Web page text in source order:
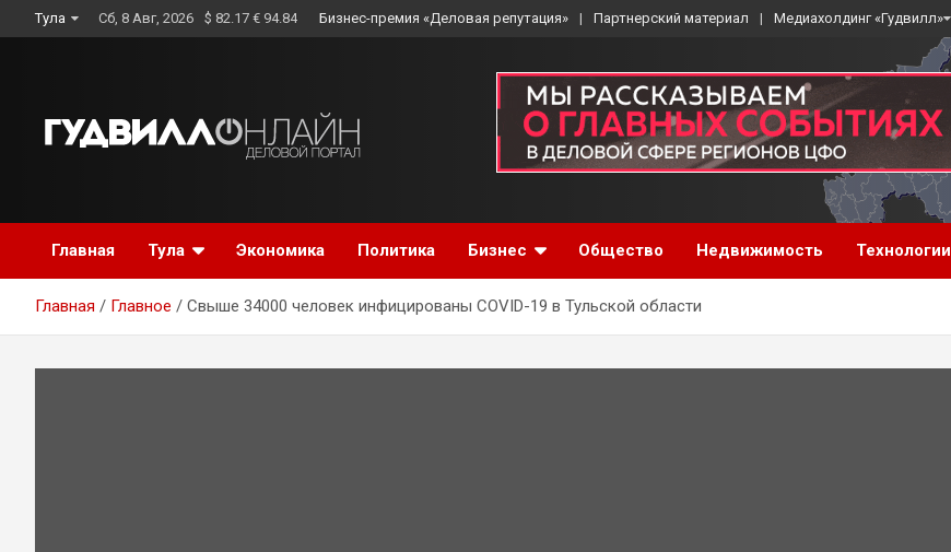
to
Тула Сб, 8 Авг, 2026 $ 82.17 € 94.84 Бизнес-премия «Деловая репутация» Партнерский материал Медиахолдинг «Гудвилл»
Главная Тула Экономика Политика Бизнес Общество Недвижимость Технологии
Главная Главное Свыше 34000 человек инфицированы COVID-19 в Тульской области